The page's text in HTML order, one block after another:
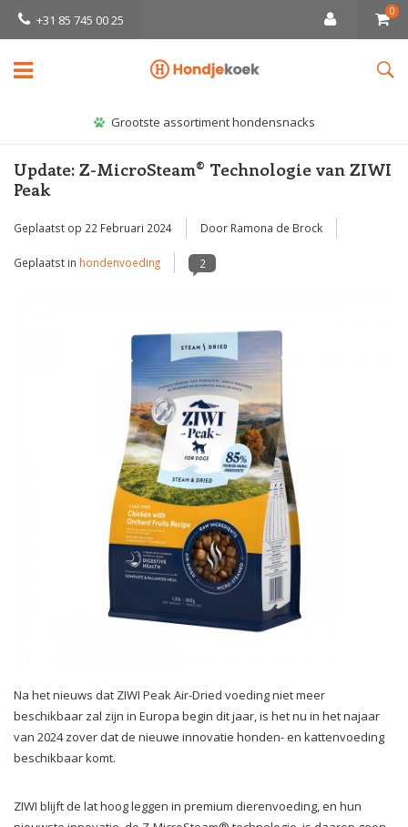
+31 85 745 00 25
0
Grootste assortiment hondensnacks
Update: Z-MicroSteam® Technologie van ZIWI
Peak
Geplaatst op 22 Februari 2024 Door Ramona de Brock
Geplaatst in hondenvoeding 2
Na het nieuws dat ZIWI Peak Air-Dried voeding niet meer
beschikbaar zal zijn in Europa begin dit jaar, is het nu in het najaar
van 2024 zover dat de nieuwe innovatie honden- en kattenvoeding
beschikbaar komt.
ZIWI blijft de lat hoog leggen in premium dierenvoeding, en hun